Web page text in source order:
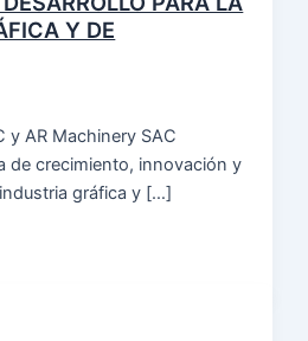
Y DE
y AR Machinery SAC
de crecimiento, innovación y
gráfica y […]